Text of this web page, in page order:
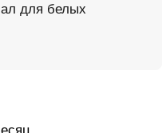
для белых